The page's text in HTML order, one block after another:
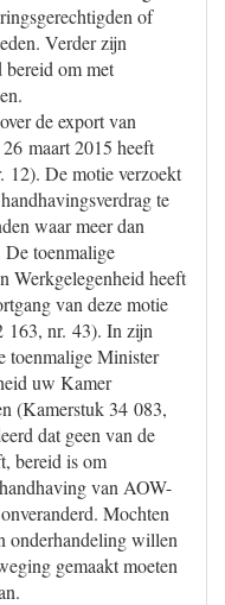
of
Verder zijn
bereid om met
de export van
maart 2015 heeft
12). De motie verzoekt
te
waar meer dan
toenmalige
Werkgelegenheid heeft
van deze motie
163, nr. 43). In zijn
toenmalige Minister
uw Kamer
(Kamerstuk 34 083,
dat geen van de
bereid is om
van AOW-
Mochten
onderhandeling willen
gemaakt moeten